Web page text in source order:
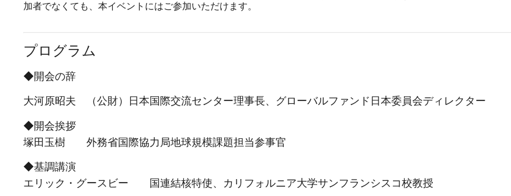
加者でなくても、本イベントにはご参加いただけます。
プログラム
◆開会の辞
大河原昭夫 （公財）日本国際交流センター理事長、グローバルファンド日本委員会ディレクター
◆開会挨拶
塚田玉樹 外務省国際協力局地球規模課題担当参事官
◆基調講演
エリック・グースビー 国連結核特使、カリフォルニア大学サンフランシスコ校教授